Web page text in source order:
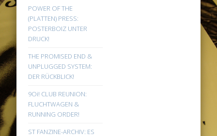
POWER OF THE
(PLATTEN) PRESS:
POSTERBOIZ UNTER
DRUCK!
THE PROMISED END &
UNPLUGGED SYSTEM:
DER RÜCKBLICK!
9Oi! CLUB REUNION:
FLUCHTWAGEN &
RUNNING ORDER!
ST FANZINE-ARCHIV: ES